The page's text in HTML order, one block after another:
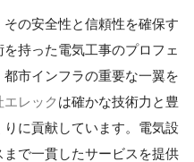
の安全性と信頼性を確保す
持った電気工事のプロフェ
市インフラの重要な一翼を
レック は確かな技術力と豊
に貢献しています。電気設
で一貫したサービスを提供